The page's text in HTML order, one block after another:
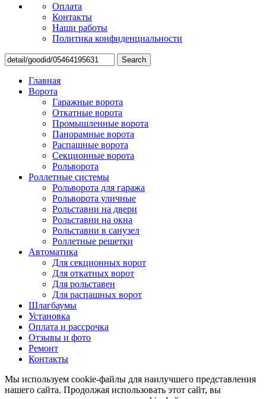
Оплата
Контакты
Наши работы
Политика конфиденциальности
Search
Главная
Ворота
Гаражные ворота
Откатные ворота
Промышленные ворота
Панорамные ворота
Распашные ворота
Секционные ворота
Рольворота
Роллетные системы
Рольворота для гаража
Рольворота уличные
Рольставни на двери
Рольставни на окна
Рольставни в санузел
Роллетные решетки
Автоматика
Для секционных ворот
Для откатных ворот
Для рольставен
Для распашных ворот
Шлагбаумы
Установка
Оплата и рассрочка
Отзывы и фото
Ремонт
Контакты
Мы используем cookie-файлы для наилучшего представления
нашего сайта. Продолжая использовать этот сайт, вы